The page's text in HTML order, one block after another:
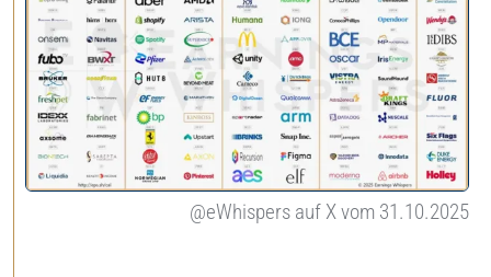
@eWhispers auf X vom 31.10.2025